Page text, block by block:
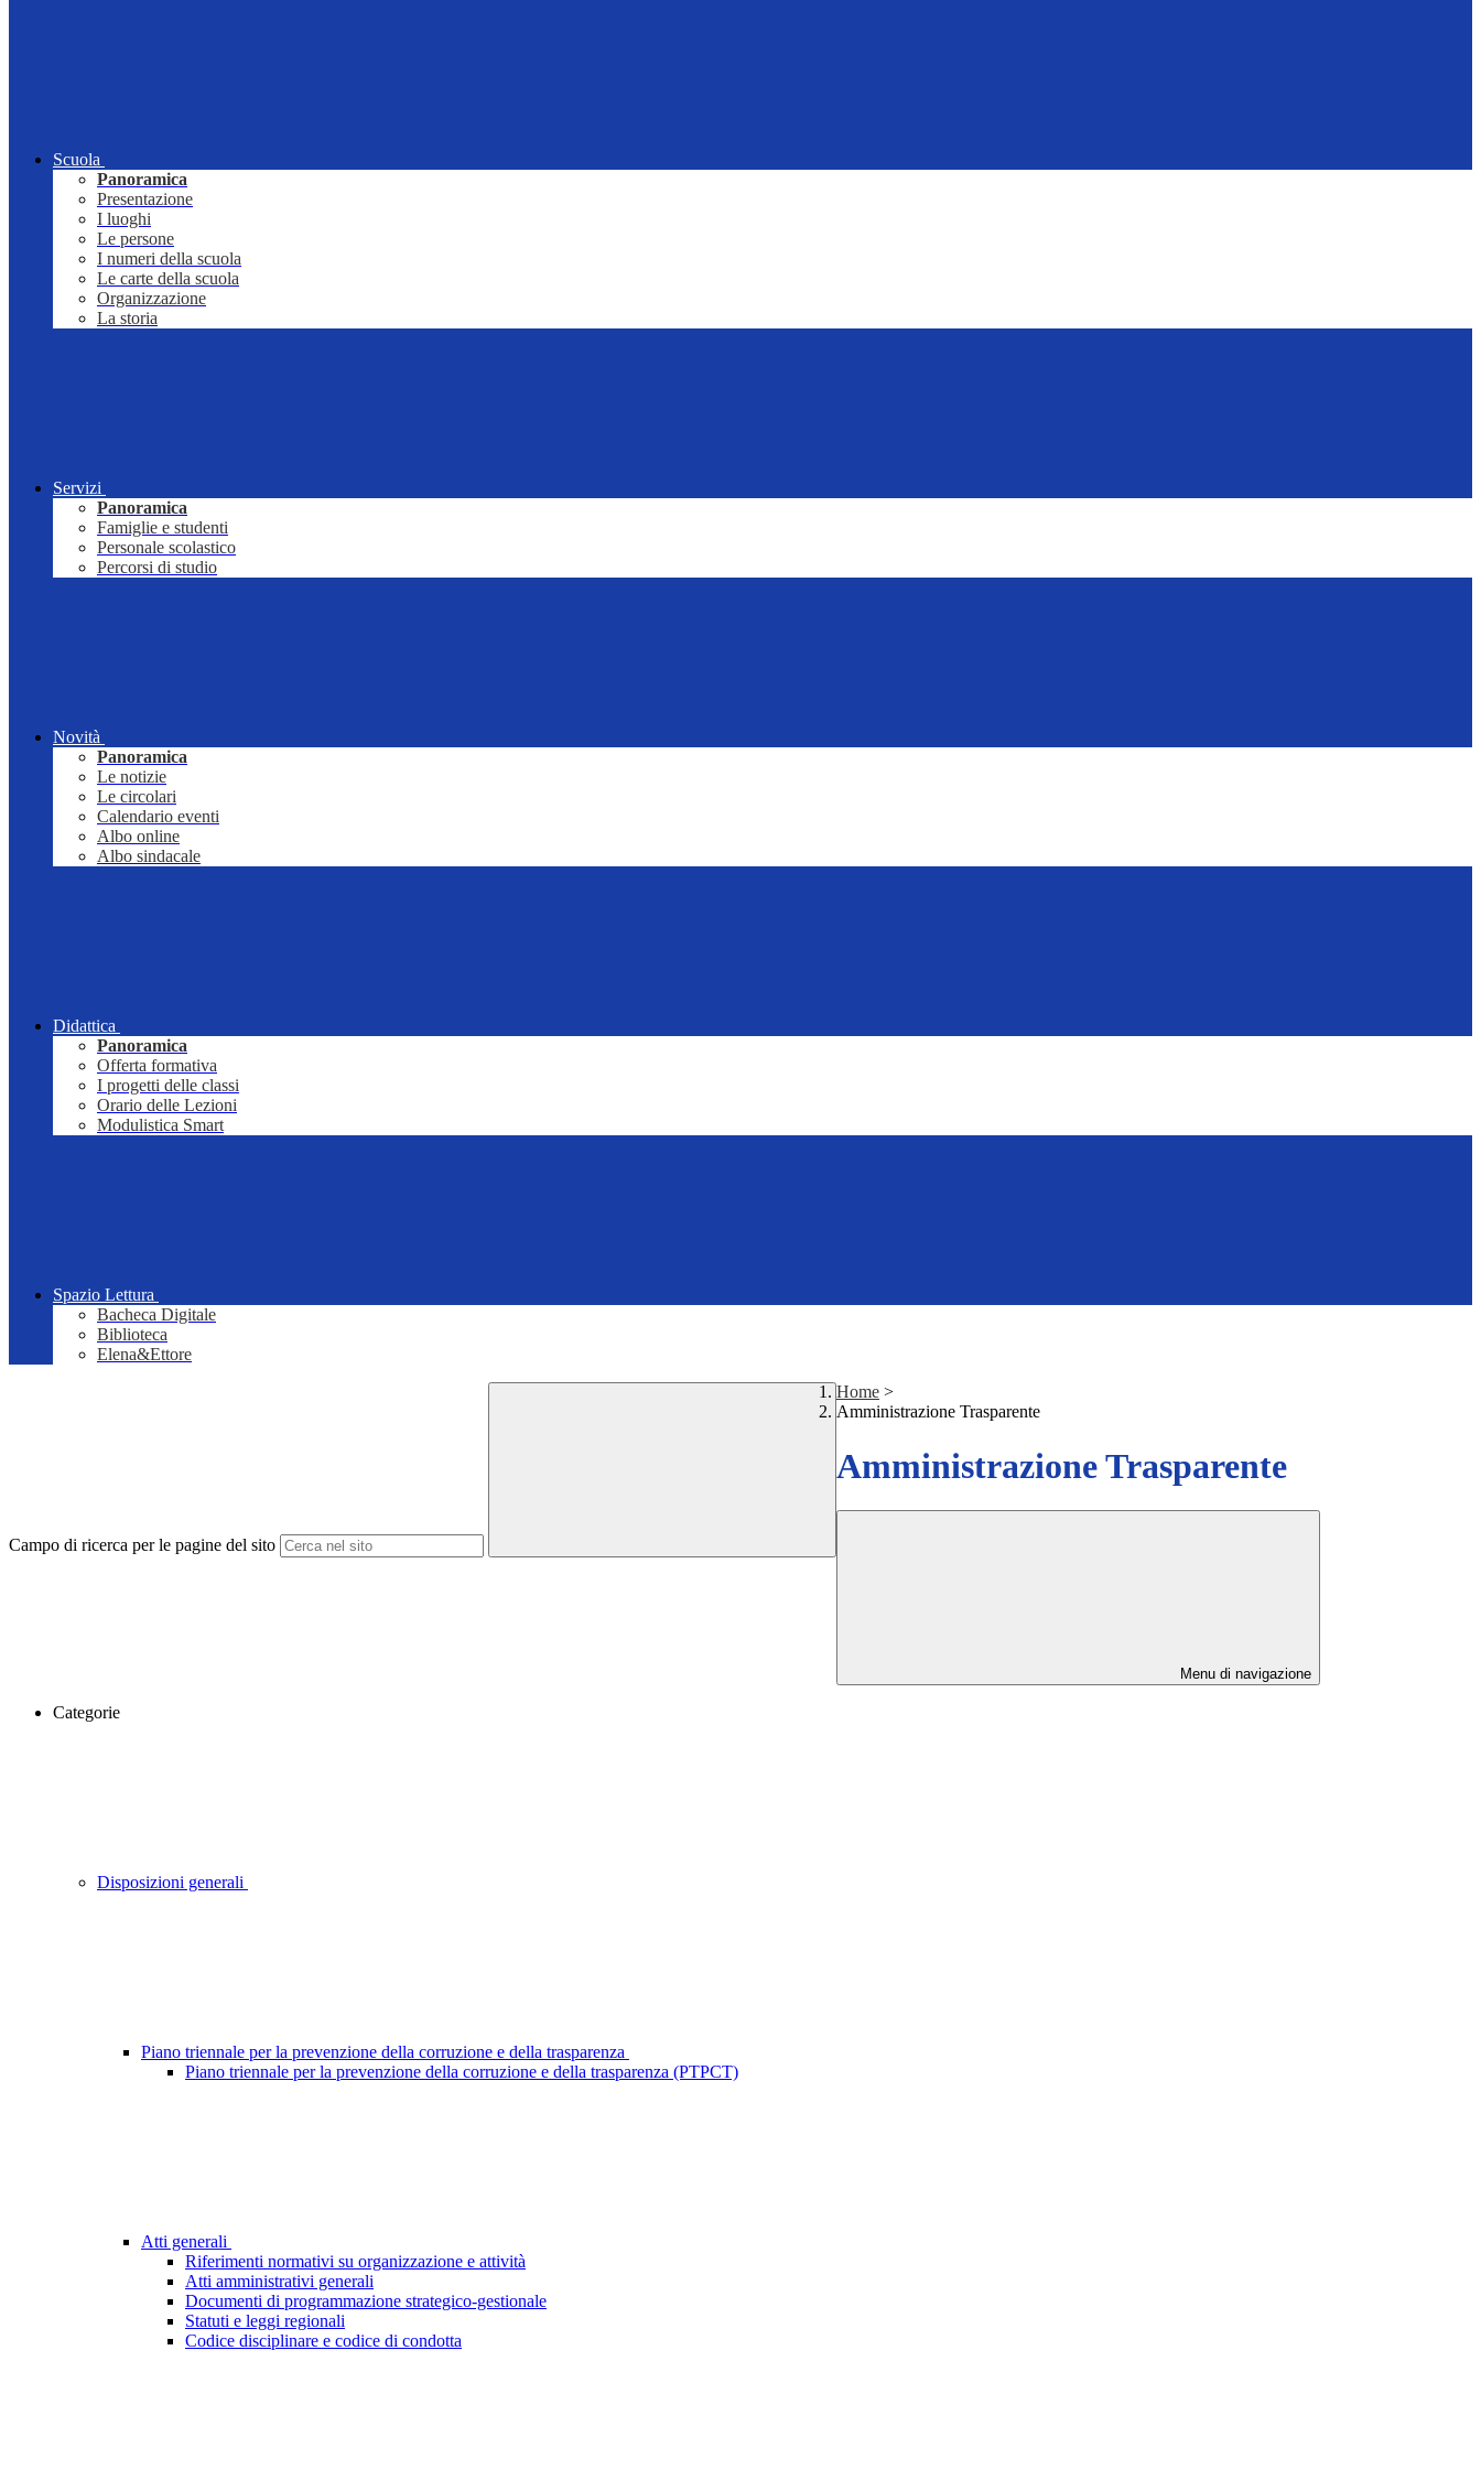
Scuola
Panoramica
Presentazione
I luoghi
Le persone
I numeri della scuola
Le carte della scuola
Organizzazione
La storia
Servizi
Panoramica
Famiglie e studenti
Personale scolastico
Percorsi di studio
Novità
Panoramica
Le notizie
Le circolari
Calendario eventi
Albo online
Albo sindacale
Didattica
Panoramica
Offerta formativa
I progetti delle classi
Orario delle Lezioni
Modulistica Smart
Spazio Lettura
Bacheca Digitale
Biblioteca
Elena&Ettore
Campo di ricerca per le pagine del sito
Home >
Amministrazione Trasparente
Amministrazione Trasparente
Menu di navigazione
Categorie
Disposizioni generali
Piano triennale per la prevenzione della corruzione e della trasparenza
Piano triennale per la prevenzione della corruzione e della trasparenza (PTPCT)
Atti generali
Riferimenti normativi su organizzazione e attività
Atti amministrativi generali
Documenti di programmazione strategico-gestionale
Statuti e leggi regionali
Codice disciplinare e codice di condotta